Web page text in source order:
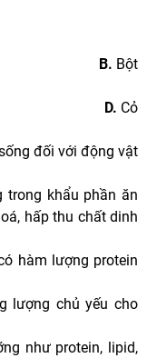
B. Bột
D. Cỏ
đối với động vật
khẩu phần ăn
hấp thu chất dinh
hàm lượng protein
lượng chủ yếu cho
như protein, lipid,